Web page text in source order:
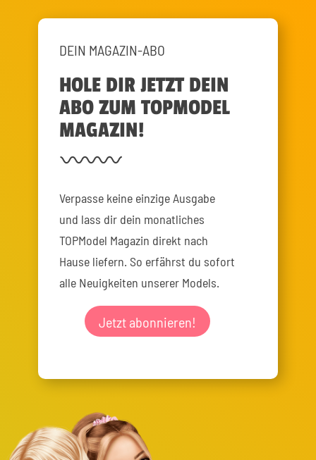
DEIN MAGAZIN-ABO
HOLE DIR JETZT DEIN
ABO ZUM TOPMODEL
MAGAZIN!
Verpasse keine einzige Ausgabe
und lass dir dein monatliches
TOPModel Magazin direkt nach
Hause liefern. So erfährst du sofort
alle Neuigkeiten unserer Models.
Jetzt abonnieren!